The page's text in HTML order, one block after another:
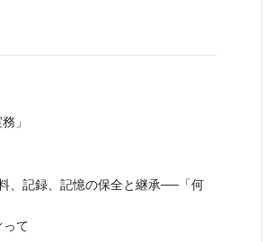
」
、記録、記憶の保全と継承──「何
て